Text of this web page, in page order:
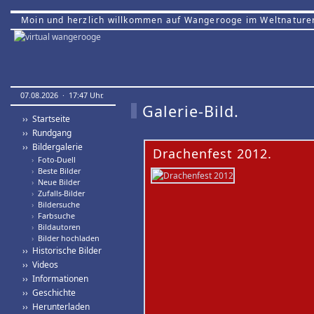
Moin und herzlich willkommen auf Wangerooge im
07.08.2026 · 17:47 Uhr.
›› Startseite
›› Rundgang
›› Bildergalerie
› Foto-Duell
› Beste Bilder
› Neue Bilder
› Zufalls-Bilder
› Bildersuche
› Farbsuche
› Bildautoren
› Bilder hochladen
›› Historische Bilder
›› Videos
›› Informationen
›› Geschichte
›› Herunterladen
Galerie-Bild.
Drachenfest 2012.